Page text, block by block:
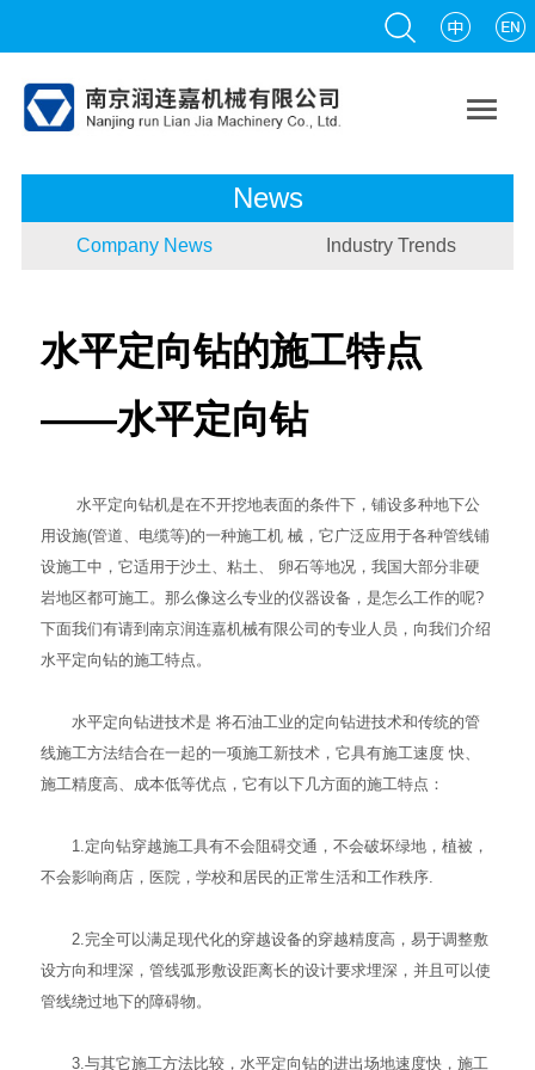

News
Company News Industry Trends
水平定向钻的施工特点
——水平定向钻
水平定向钻机是在不开挖地表面的条件下，铺设多种地下公
用设施(管道、电缆等)的一种施工机 械，它广泛应用于各种管线铺
设施工中，它适用于沙土、粘土、 卵石等地况，我国大部分非硬
岩地区都可施工。那么像这么专业的仪器设备，是怎么工作的呢?
下面我们有请到南京润连嘉机械有限公司的专业人员，向我们介绍
水平定向钻的施工特点。
水平定向钻进技术是 将石油工业的定向钻进技术和传统的管
线施工方法结合在一起的一项施工新技术，它具有施工速度 快、
施工精度高、成本低等优点，它有以下几方面的施工特点：
1.定向钻穿越施工具有不会阻碍交通，不会破坏绿地，植被，
不会影响商店，医院，学校和居民的正常生活和工作秩序.
2.完全可以满足现代化的穿越设备的穿越精度高，易于调整敷
设方向和埋深，管线弧形敷设距离长的设计要求埋深，并且可以使
管线绕过地下的障碍物。
3.与其它施工方法比较，水平定向钻的进出场地速度快，施工